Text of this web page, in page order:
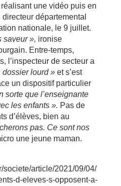
une vidéo puis en
départemental
nationale, le 9 juillet.
saveur », ironise
Entre-temps,
l’inspecteur de secteur a
dossier lourd »et s’est
un dispositif particulier
sorte que l’enseignante
les enfants ». Pas de
d’élèves, bien au
pas. Ce sont nos
une jeune maman.
societe/article/2021/09/04/
d-eleves-s-opposent-a-